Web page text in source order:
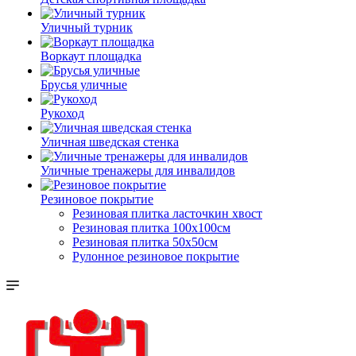
Уличный турник
Воркаут площадка
Брусья уличные
Рукоход
Уличная шведская стенка
Уличные тренажеры для инвалидов
Резиновое покрытие
Резиновая плитка ласточкин хвост
Резиновая плитка 100х100см
Резиновая плитка 50х50см
Рулонное резиновое покрытие